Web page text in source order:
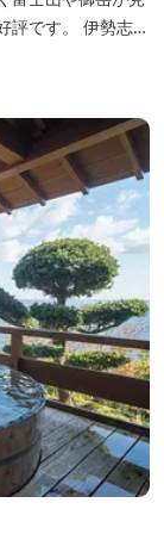
評です。 伊勢志摩
味あふれる温泉